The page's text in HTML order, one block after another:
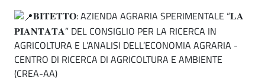
𝐁𝐈𝐓𝐄𝐓𝐓𝐎: AZIENDA AGRARIA SPERIMENTALE “𝐋𝐀
𝐏𝐈𝐀𝐍𝐓𝐀𝐓𝐀” DEL CONSIGLIO PER LA RICERCA IN
AGRICOLTURA E L’ANALISI DELL’ECONOMIA AGRARIA -
CENTRO DI RICERCA DI AGRICOLTURA E AMBIENTE
(CREA-AA)